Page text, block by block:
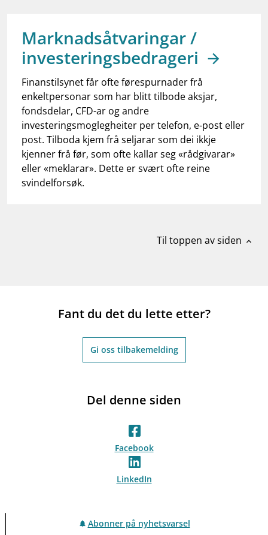
dashboardInformasjon for investorer
notifications_noneAbonner på nyhetsvarsel
Marknadsåtvaringar /
investeringsbedrageri
Finanstilsynet får ofte førespurnader frå
enkeltpersonar som har blitt tilbode aksjar,
fondsdelar, CFD-ar og andre
investeringsmoglegheiter per telefon, e-post eller
post. Tilboda kjem frå seljarar som dei ikkje
kjenner frå før, som ofte kallar seg «rådgivarar»
eller «meklarar». Dette er svært ofte reine
svindelforsøk.
Til toppen av siden expand_less
Fant du det du lette etter?
Gi oss tilbakemelding
Del denne siden
Facebook
LinkedIn
Abonner på nyhetsvarsel